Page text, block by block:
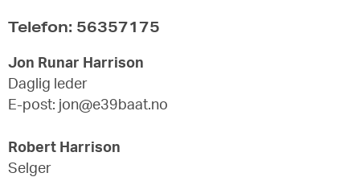
Telefon: 56357175
Jon Runar Harrison
Daglig leder
E-post: jon@e39baat.no
Robert Harrison
Selger